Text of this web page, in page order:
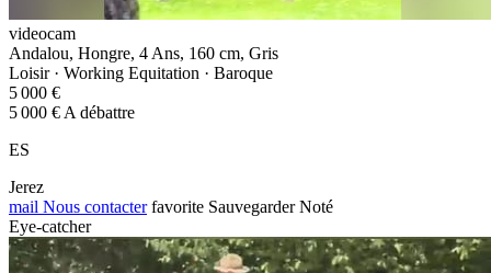
videocam
Andalou, Hongre, 4 Ans, 160 cm, Gris
Loisir · Working Equitation · Baroque
5 000 €
5 000 € A débattre
ES
Jerez
mail Nous contacter favorite Sauvegarder Noté
Eye-catcher